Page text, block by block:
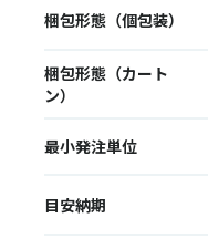
梱包形態（個包装）
梱包形態（カート
ン）
最小発注単位
目安納期